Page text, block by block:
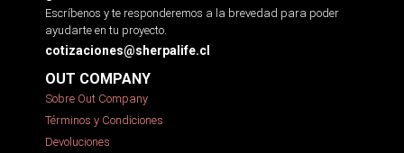
Escríbenos y te responderemos a la brevedad para poder
ayudarte en tu proyecto.
cotizaciones@sherpalife.cl
OUT COMPANY
Sobre Out Company
Términos y Condiciones
Devoluciones